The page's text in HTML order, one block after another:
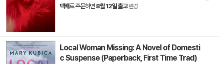
택배로 주문하면 8월 12일 출고 변경
Local Woman Missing: A Novel of Domesti
c Suspense (Paperback, First Time Trad)